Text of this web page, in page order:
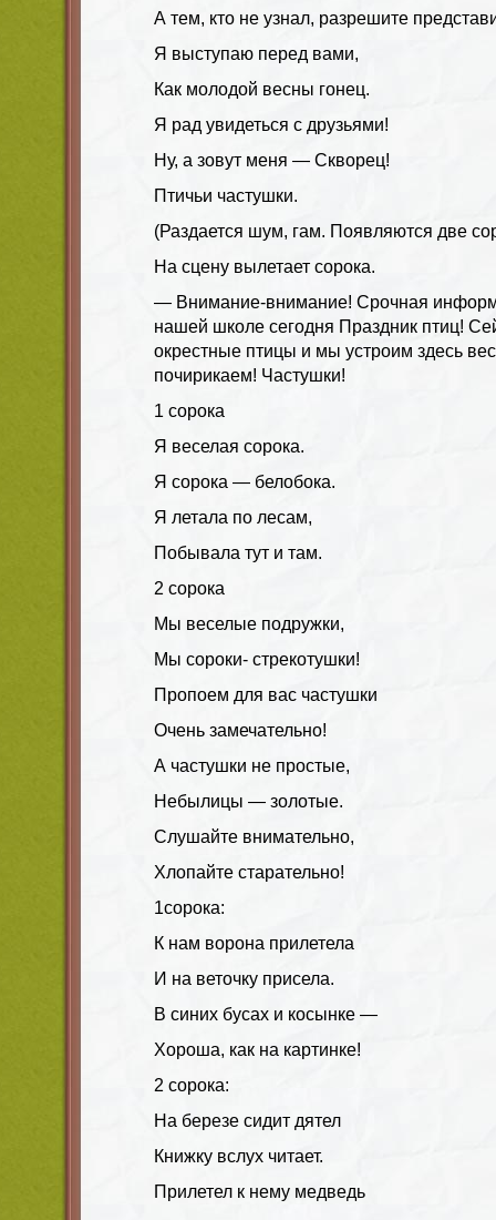
А тем, кто не узнал, разрешите
Я выступаю перед вами,
Как молодой весны гонец.
Я рад увидеться с друзьями!
Ну, а зовут меня — Скворец!
Птичьи частушки.
(Раздается шум, гам. Появляются две
На сцену вылетает сорока.
— Внимание-внимание! Срочная
нашей школе сегодня Праздник птиц!
окрестные птицы и мы устроим здесь
почирикаем! Частушки!
1 сорока
Я веселая сорока.
Я сорока — белобока.
Я летала по лесам,
Побывала тут и там.
2 сорока
Мы веселые подружки,
Мы сороки- стрекотушки!
Пропоем для вас частушки
Очень замечательно!
А частушки не простые,
Небылицы — золотые.
Слушайте внимательно,
Хлопайте старательно!
1сорока:
К нам ворона прилетела
И на веточку присела.
В синих бусах и косынке —
Хороша, как на картинке!
2 сорока:
На березе сидит дятел
Книжку вслух читает.
Прилетел к нему медведь